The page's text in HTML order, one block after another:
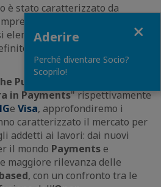
è stato caratterizzato da
nel mondo
elementi che hanno
uno scenario in grande
Pulse of Fintech
in Payments" rispettivamente
e Visa, approfondiremo i
caratterizzato il mercato per
addetti ai lavori: dai nuovi
il mondo Payments e
maggiore rilevanza delle
, con un confronto tra le
Aderire
Perché diventare Socio?
Scoprilo!